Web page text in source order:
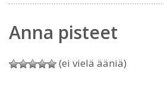
Anna pisteet
(ei vielä ääniä)